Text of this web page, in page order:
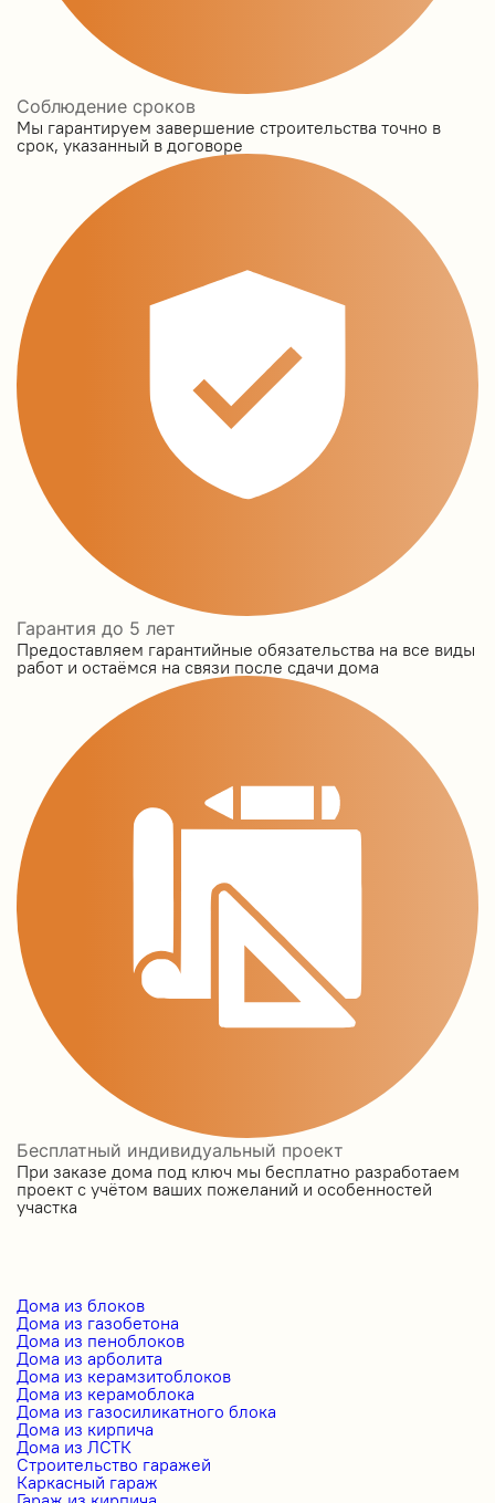
Соблюдение сроков
Мы гарантируем завершение строительства точно в
срок, указанный в договоре
Гарантия до 5 лет
Предоставляем гарантийные обязательства на все виды
работ и остаёмся на связи после сдачи дома
Бесплатный индивидуальный проект
При заказе дома под ключ мы бесплатно разработаем
проект с учётом ваших пожеланий и особенностей
участка
Дома из блоков
Дома из газобетона
Дома из пеноблоков
Дома из арболита
Дома из керамзитоблоков
Дома из керамоблока
Дома из газосиликатного блока
Дома из кирпича
Дома из ЛСТК
Строительство гаражей
Каркасный гараж